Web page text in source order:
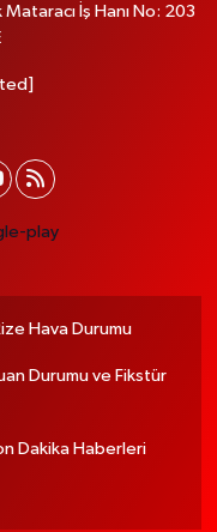
İş Hanı No: 203
Hava Durumu
Durumu ve Fikstür
Dakika Haberleri